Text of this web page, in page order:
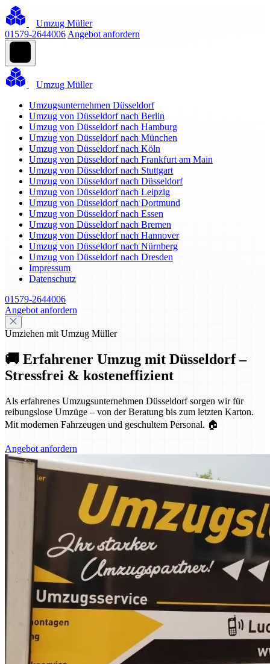
Umzug Müller
01579-2644006 Angebot anfordern
Umzug Müller
Umzugsunternehmen Düsseldorf
Umzug von Düsseldorf nach Berlin
Umzug von Düsseldorf nach Hamburg
Umzug von Düsseldorf nach München
Umzug von Düsseldorf nach Köln
Umzug von Düsseldorf nach Frankfurt am Main
Umzug von Düsseldorf nach Stuttgart
Umzug von Düsseldorf nach Düsseldorf
Umzug von Düsseldorf nach Leipzig
Umzug von Düsseldorf nach Dortmund
Umzug von Düsseldorf nach Essen
Umzug von Düsseldorf nach Bremen
Umzug von Düsseldorf nach Hannover
Umzug von Düsseldorf nach Nürnberg
Umzug von Düsseldorf nach Dresden
Impressum
Datenschutz
01579-2644006
Angebot anfordern
Umziehen mit Umzug Müller
🚚 Erfahrener Umzug mit Düsseldorf –
Stressfrei & kosteneffizient
Als erfahrenes Umzugsunternehmen Düsseldorf sorgen wir für
reibungslose Umzüge – von der Beratung bis zum letzten Karton.
Mit modernen Fahrzeugen und geschultem Personal. 🏠
Angebot anfordern